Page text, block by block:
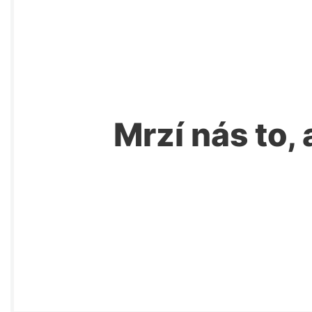
Mrzí nás to,